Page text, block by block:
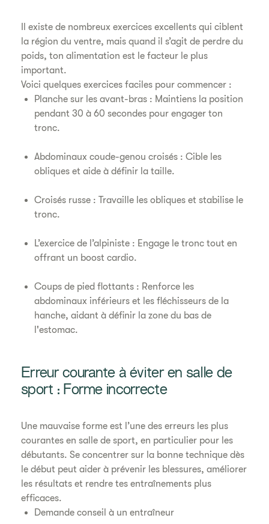
Il existe de nombreux exercices excellents qui ciblent
la région du ventre, mais quand il s’agit de perdre du
poids, ton alimentation est le facteur le plus
important.
Voici quelques exercices faciles pour commencer :
Planche sur les avant-bras : Maintiens la position
pendant 30 à 60 secondes pour engager ton
tronc.
Abdominaux coude-genou croisés : Cible les
obliques et aide à définir la taille.
Croisés russe : Travaille les obliques et stabilise le
tronc.
L’exercice de l’alpiniste : Engage le tronc tout en
offrant un boost cardio.
Coups de pied flottants : Renforce les
abdominaux inférieurs et les fléchisseurs de la
hanche, aidant à définir la zone du bas de
l'estomac.
Erreur courante à éviter en salle de
sport : Forme incorrecte
Une mauvaise forme est l’une des erreurs les plus
courantes en salle de sport, en particulier pour les
débutants. Se concentrer sur la bonne technique dès
le début peut aider à prévenir les blessures, améliorer
les résultats et rendre tes entraînements plus
efficaces.
Demande conseil à un entraîneur